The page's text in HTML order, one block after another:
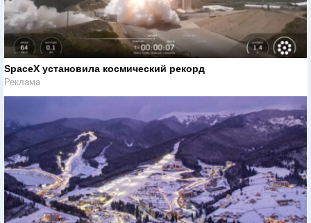
SpaceX установила космический рекорд
Реклама